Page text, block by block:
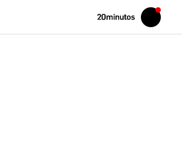
Volver
Iniciar
sesión